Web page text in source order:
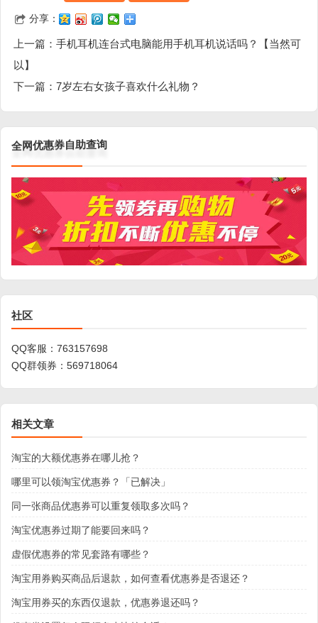
分享：
上一篇： 手机耳机连台式电脑能用手机耳机说话吗？【当然可
以】
下一篇： 7岁左右女孩子喜欢什么礼物？
全网优惠券自助查询
社区
QQ客服： 763157698
QQ群领券： 569718064
相关文章
淘宝的大额优惠券在哪儿抢？
哪里可以领淘宝优惠券？「已解决」
同一张商品优惠券可以重复领取多次吗？
淘宝优惠券过期了能要回来吗？
虚假优惠券的常见套路有哪些？
淘宝用券购买商品后退款，如何查看优惠券是否退还？
淘宝用券买的东西仅退款，优惠券退还吗？